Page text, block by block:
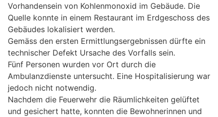
Vorhandensein von Kohlenmonoxid im Gebäude. Die
Quelle konnte in einem Restaurant im Erdgeschoss des
Gebäudes lokalisiert werden.
Gemäss den ersten Ermittlungsergebnissen dürfte ein
technischer Defekt Ursache des Vorfalls sein.
Fünf Personen wurden vor Ort durch die
Ambulanzdienste untersucht. Eine Hospitalisierung war
jedoch nicht notwendig.
Nachdem die Feuerwehr die Räumlichkeiten gelüftet
und gesichert hatte, konnten die Bewohnerinnen und